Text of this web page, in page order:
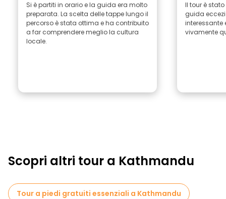
Si è partiti in orario e la guida era molto
preparata. La scelta delle tappe lungo il
percorso è stata ottima e ha contribuito
a far comprendere meglio la cultura
locale.
Il tour è
guida
interessante
vivamente
Scopri altri tour a Kathmandu
Tour a piedi gratuiti essenziali a Kathmandu